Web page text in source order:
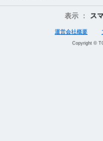
表示 ： ス
運営会社概要
Copyright ©